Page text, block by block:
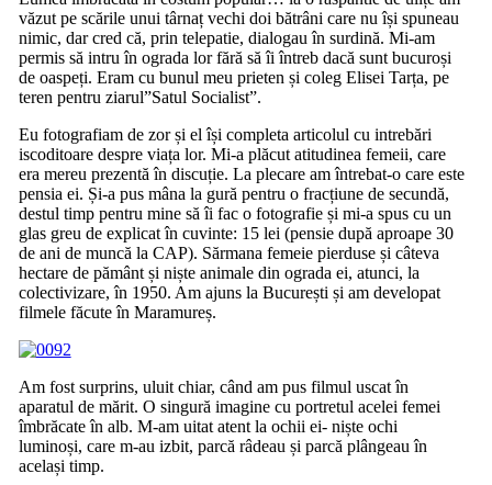
văzut pe scările unui târnaț vechi doi bătrâni care nu își spuneau
nimic, dar cred că, prin telepatie, dialogau în surdină. Mi-am
permis să intru în ograda lor fără să îi întreb dacă sunt bucuroși
de oaspeți. Eram cu bunul meu prieten și coleg Elisei Tarța, pe
teren pentru ziarul”Satul Socialist”.
Eu fotografiam de zor și el își completa articolul cu intrebări
iscoditoare despre viața lor. Mi-a plăcut atitudinea femeii, care
era mereu prezentă în discuție. La plecare am întrebat-o care este
pensia ei. Și-a pus mâna la gură pentru o fracțiune de secundă,
destul timp pentru mine să îi fac o fotografie și mi-a spus cu un
glas greu de explicat în cuvinte: 15 lei (pensie după aproape 30
de ani de muncă la CAP). Sărmana femeie pierduse și câteva
hectare de pământ și niște animale din ograda ei, atunci, la
colectivizare, în 1950. Am ajuns la București și am developat
filmele făcute în Maramureș.
Am fost surprins, uluit chiar, când am pus filmul uscat în
aparatul de mărit. O singură imagine cu portretul acelei femei
îmbrăcate în alb. M-am uitat atent la ochii ei- niște ochi
luminoși, care m-au izbit, parcă râdeau și parcă plângeau în
același timp.